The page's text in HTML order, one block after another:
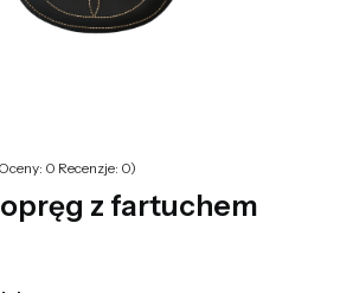
0 Recenzje: 0)
z fartuchem